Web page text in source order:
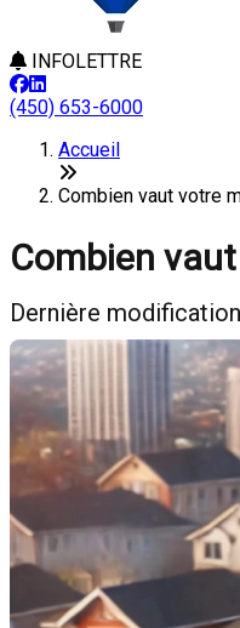
INFOLETTRE
(450) 653-6000
Accueil
Combien vaut votre
Combien
Dernière